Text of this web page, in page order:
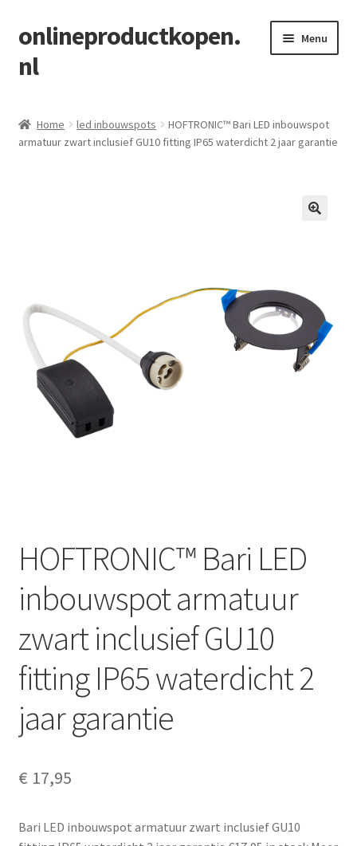
Ga
door
naar
Ga
naar
de
onlineproductkopen.
nl
Menu
Blog
Home led inbouwspots
HOFTRONIC™ Bari LED inbouwspot
armatuur zwart inclusief GU10 fitting IP65 waterdicht 2 jaar garantie
HOFTRONIC™ Bari LED
inbouwspot armatuur
zwart inclusief GU10
fitting IP65 waterdicht 2
jaar garantie
€ 17,95
Bari LED inbouwspot armatuur zwart inclusief GU10